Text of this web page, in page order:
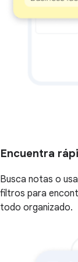
Encuentra
Busca notas o
filtros para
todo organizado.